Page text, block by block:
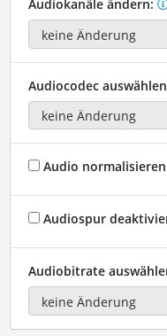
Audiokanäle ändern:
Audiocodec
Audio normalisieren
Audiospur
Audiobitrate